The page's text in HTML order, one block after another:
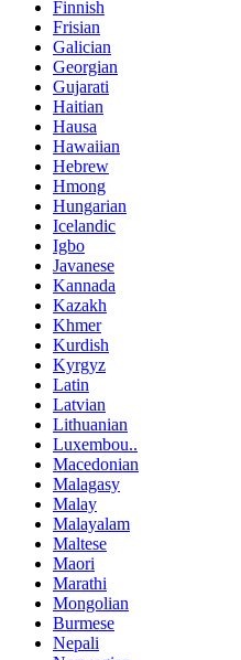
Finnish
Frisian
Galician
Georgian
Gujarati
Haitian
Hausa
Hawaiian
Hebrew
Hmong
Hungarian
Icelandic
Igbo
Javanese
Kannada
Kazakh
Khmer
Kurdish
Kyrgyz
Latin
Latvian
Lithuanian
Luxembou..
Macedonian
Malagasy
Malay
Malayalam
Maltese
Maori
Marathi
Mongolian
Burmese
Nepali